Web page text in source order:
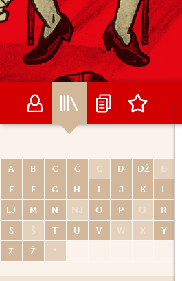
A B C Č Ć D DŽ
Đ
E
F G H I J K
L
LJ
M N NJ O P Q
R
S
Š T U V W X
Y
Z
Ž *